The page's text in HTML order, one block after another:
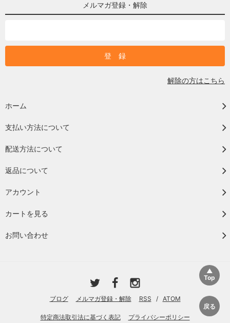
メルマガ登録・解除
解除の方はこちら
ホーム
支払い方法について
配送方法について
返品について
アカウント
カートを見る
お問い合わせ
ブログ メルマガ登録・解除 RSS / ATOM
特定商法取引法に基づく表記 プライバシーポリシー